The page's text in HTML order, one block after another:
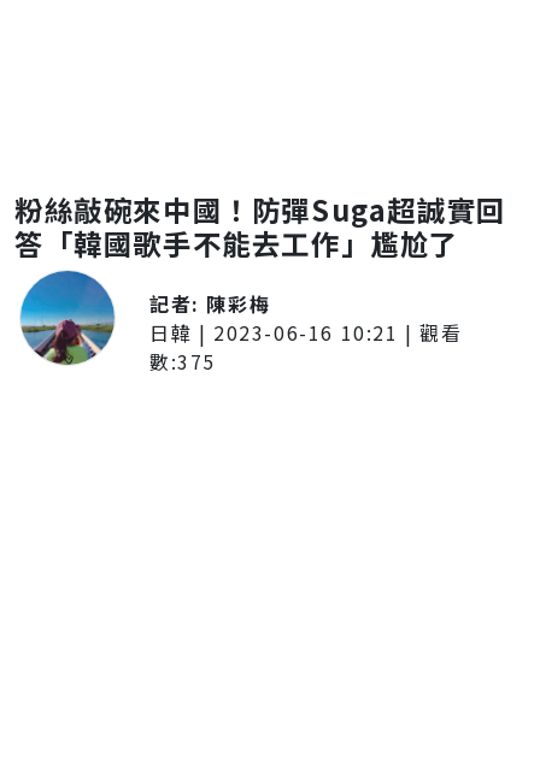
粉絲敲碗來中國！防彈Suga超誠實回
答「韓國歌手不能去工作」尷尬了
記者: 陳彩梅
日韓 | 2023-06-16 10:21 | 觀看
數:375